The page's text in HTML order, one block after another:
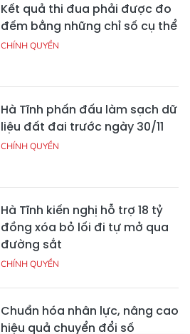
Kết quả thi đua phải được đo
đếm bằng những chỉ số cụ thể
CHÍNH QUYỀN
Hà Tĩnh phấn đấu làm sạch dữ
liệu đất đai trước ngày 30/11
CHÍNH QUYỀN
Hà Tĩnh kiến nghị hỗ trợ 18 tỷ
đồng xóa bỏ lối đi tự mở qua
đường sắt
CHÍNH QUYỀN
Chuẩn hóa nhân lực, nâng cao
hiệu quả chuyển đổi số